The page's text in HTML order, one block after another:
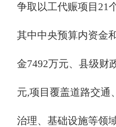
争取以工代赈项目 21
其中中央预算内资金
金7492万元、县级财
元,项目覆盖道路交通
治理、基础设施等领